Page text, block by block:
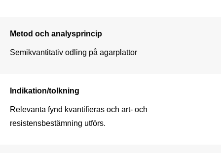
Metod och analysprincip
Semikvantitativ odling på agarplattor
Indikation/tolkning
Relevanta fynd kvantifieras och art- och
resistensbestämning utförs.